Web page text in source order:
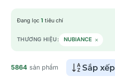
Đang lọc 1 tiêu chí
THƯƠNG HIỆU: NUBIANCE ×
5864 sản phẩm Sắp xếp